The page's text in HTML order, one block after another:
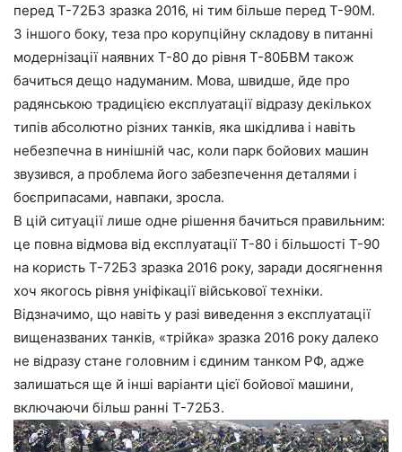
перед Т-72Б3 зразка 2016, ні тим більше перед Т-90М.
З іншого боку, теза про корупційну складову в питанні
модернізації наявних Т-80 до рівня Т-80БВМ також
бачиться дещо надуманим. Мова, швидше, йде про
радянською традицією експлуатації відразу декількох
типів абсолютно різних танків, яка шкідлива і навіть
небезпечна в нинішній час, коли парк бойових машин
звузився, а проблема його забезпечення деталями і
боєприпасами, навпаки, зросла.
В цій ситуації лише одне рішення бачиться правильним:
це повна відмова від експлуатації Т-80 і більшості Т-90
на користь Т-72Б3 зразка 2016 року, заради досягнення
хоч якогось рівня уніфікації військової техніки.
Відзначимо, що навіть у разі виведення з експлуатації
вищеназваних танків, «трійка» зразка 2016 року далеко
не відразу стане головним і єдиним танком РФ, адже
залишаться ще й інші варіанти цієї бойової машини,
включаючи більш ранні Т-72Б3.